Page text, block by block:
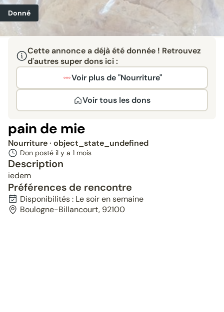
Donné
Cette annonce a déjà été donnée ! Retrouvez
d'autres super dons ici :
Voir plus de "Nourriture"
Voir tous les dons
pain de mie
Nourriture· object_state_undefined
Don posté il y a 1 mois
Description
iedem
Préférences de rencontre
Disponibilités : Le soir en semaine
Boulogne-Billancourt, 92100